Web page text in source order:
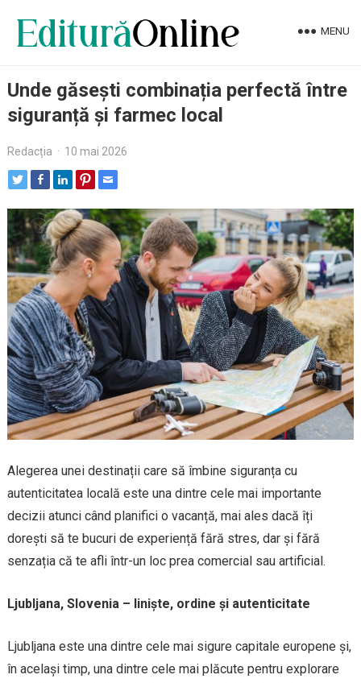
MENU
Unde găsești combinația perfectă între
siguranță și farmec local
Redacția · 10 mai 2026
Alegerea unei destinații care să îmbine siguranța cu
autenticitatea locală este una dintre cele mai importante
decizii atunci când planifici o vacanță, mai ales dacă îți
dorești să te bucuri de experiență fără stres, dar și fără
senzația că te afli într-un loc prea comercial sau artificial.
Ljubljana, Slovenia – liniște, ordine și autenticitate
Ljubljana este una dintre cele mai sigure capitale europene și,
în același timp, una dintre cele mai plăcute pentru explorare